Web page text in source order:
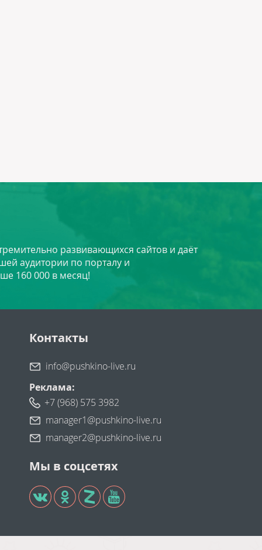
развивающихся сайтов и даёт
аудитории по порталу и
160 000 в месяц!
Контакты
info@pushkino-live.ru
Реклама:
+7 (968) 575 3982
manager1@pushkino-live.ru
manager2@pushkino-live.ru
Мы в соцсетях